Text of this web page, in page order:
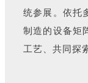
统参展。依托
制造的设备矩
工艺、共同探